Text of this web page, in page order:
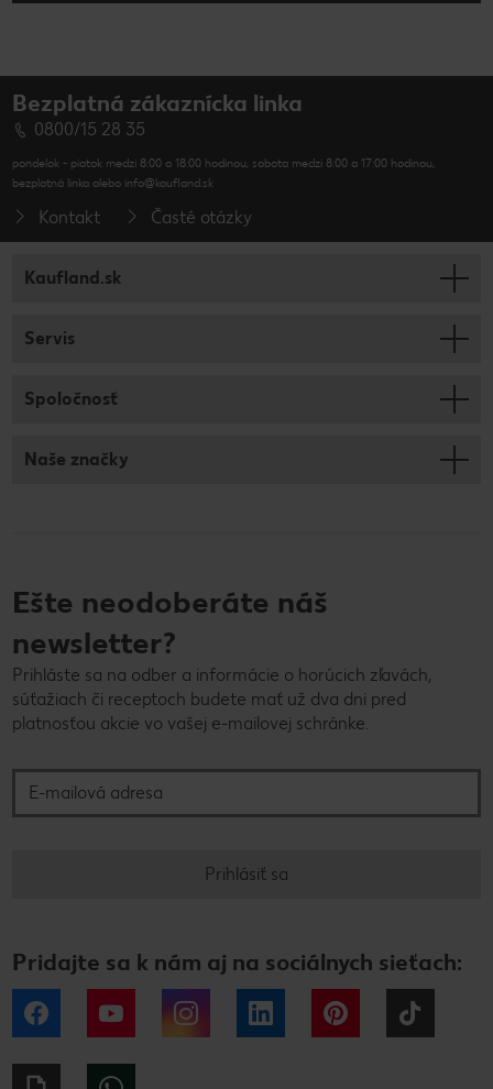
Bezplatná zákaznícka linka
0800/15 28 35
pondelok - piatok medzi 8:00 a 18:00 hodinou, sobota medzi 8:00 a 17:00 hodinou,
bezplatná linka alebo info@kaufland.sk
Kontakt Časté otázky
Kaufland.sk
Servis
Spoločnosť
Naše značky
Ešte neodoberáte náš
newsletter?
Prihláste sa na odber a informácie o horúcich zľavách,
súťažiach či receptoch budete mať už dva dni pred
platnosťou akcie vo vašej e-mailovej schránke.
Prihlásiť sa
Pridajte sa k nám aj na sociálnych sieťach:
Facebook YouTube Instagram LinkedIn Pinterest